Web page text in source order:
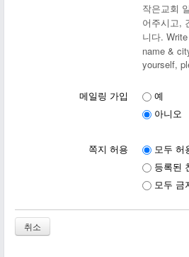
작은교회
어주시고,
니다.
name &
yourself,
메일링 가입
예
아니오
쪽지 허용
모두 허
등록된
모두 금
취소